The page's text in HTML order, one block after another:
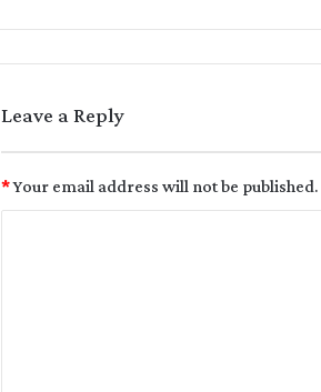
Leave a Reply
Your email address will not be published.
*